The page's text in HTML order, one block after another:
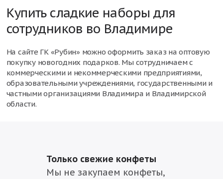
Купить сладкие наборы для
сотрудников во Владимире
На сайте ГК «Рубин» можно оформить заказ на оптовую
покупку новогодних подарков. Мы сотрудничаем с
коммерческими и некоммерческими предприятиями,
образовательными учреждениями, государственными и
частными организациями Владимира и Владимирской
области.
Только свежие конфеты
Мы не закупаем конфеты,